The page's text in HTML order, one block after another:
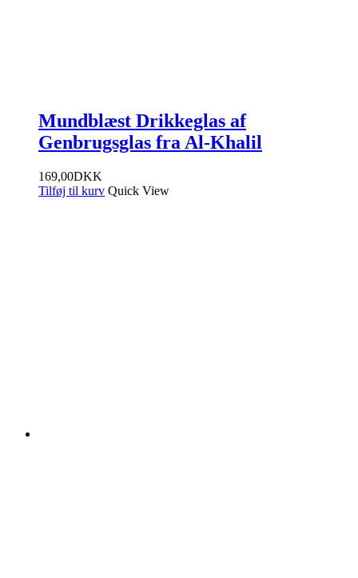
Mundblæst Drikkeglas af
Genbrugsglas fra Al-Khalil
169,00DKK
Tilføj til kurv Quick View